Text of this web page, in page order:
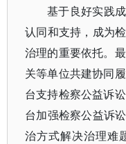
基于良好实践
认同和支持，成为
治理的重要依托。
关等单位共建协同
台支持检察公益诉
台加强检察公益诉
治方式解决治理难